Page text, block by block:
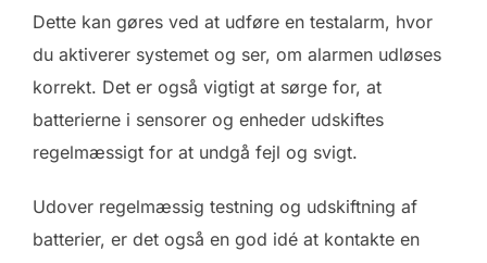
Dette kan gøres ved at udføre en testalarm, hvor
du aktiverer systemet og ser, om alarmen udløses
korrekt. Det er også vigtigt at sørge for, at
batterierne i sensorer og enheder udskiftes
regelmæssigt for at undgå fejl og svigt.
Udover regelmæssig testning og udskiftning af
batterier, er det også en god idé at kontakte en